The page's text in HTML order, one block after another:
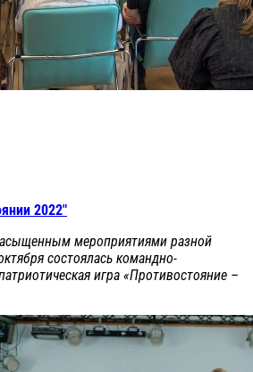
2022"
мероприятиями разной
состоялась командно-
игра «Противостояние –